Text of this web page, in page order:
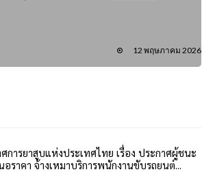
12 พฤษภาคม 2026
การยาสูบแห่งประเทศไทย เรื่อง ประกาศผู้ชนะ
อราคา จ้างเหมาบริการพนักงานขับรถยนต์...